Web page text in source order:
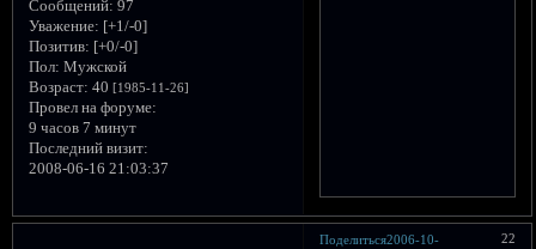
Сообщений: 97
Уважение: [+1/-0]
Позитив: [+0/-0]
Пол: Мужской
Возраст: 40 [1985-11-26]
Провел на форуме:
9 часов 7 минут
Последний визит:
2008-06-16 21:03:37
Поделиться 22
2006-10-